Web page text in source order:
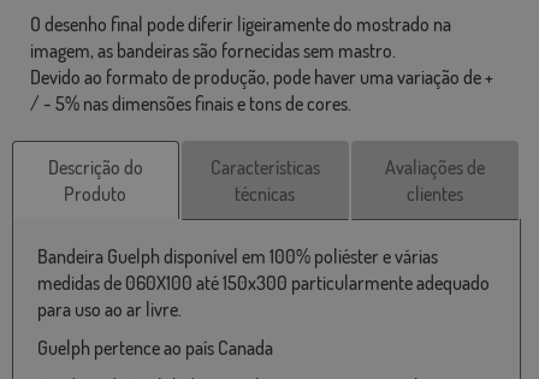
O desenho final pode diferir ligeiramente do mostrado na
imagem, as bandeiras são fornecidas sem mastro.
Devido ao formato de produção, pode haver uma variação de +
/ - 5% nas dimensões finais e tons de cores.
Descrição do
Produto
Características
técnicas
Avaliações de
clientes
Bandeira Guelph disponível em 100% poliéster e várias
medidas de 060X100 até 150x300 particularmente adequado
para uso ao ar livre.
Guelph pertence ao país Canada